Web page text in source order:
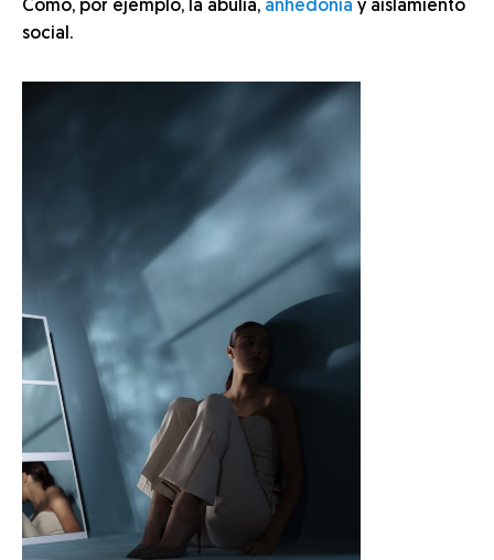
Como, por ejemplo, la abulia, anhedonia y aislamiento
social.